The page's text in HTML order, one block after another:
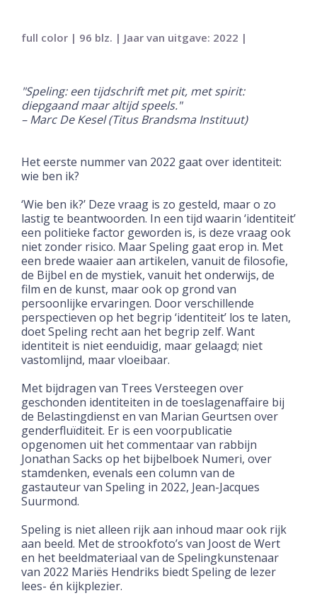
full color | 96 blz. | Jaar van uitgave: 2022 |
"Speling: een tijdschrift met pit, met spirit:
diepgaand maar altijd speels."
– Marc De Kesel (Titus Brandsma Instituut)
Het eerste nummer van 2022 gaat over identiteit:
wie ben ik?
‘Wie ben ik?’ Deze vraag is zo gesteld, maar o zo
lastig te beantwoorden. In een tijd waarin ‘identiteit’
een politieke factor geworden is, is deze vraag ook
niet zonder risico. Maar Speling gaat erop in. Met
een brede waaier aan artikelen, vanuit de filosofie,
de Bijbel en de mystiek, vanuit het onderwijs, de
film en de kunst, maar ook op grond van
persoonlijke ervaringen. Door verschillende
perspectieven op het begrip ‘identiteit’ los te laten,
doet Speling recht aan het begrip zelf. Want
identiteit is niet eenduidig, maar gelaagd; niet
vastomlijnd, maar vloeibaar.
Met bijdragen van Trees Versteegen over
geschonden identiteiten in de toeslagenaffaire bij
de Belastingdienst en van Marian Geurtsen over
genderfluïditeit. Er is een voorpublicatie
opgenomen uit het commentaar van rabbijn
Jonathan Sacks op het bijbelboek Numeri, over
stamdenken, evenals een column van de
gastauteur van Speling in 2022, Jean-Jacques
Suurmond.
Speling is niet alleen rijk aan inhoud maar ook rijk
aan beeld. Met de strookfoto’s van Joost de Wert
en het beeldmateriaal van de Spelingkunstenaar
van 2022 Mariës Hendriks biedt Speling de lezer
lees- én kijkplezier.